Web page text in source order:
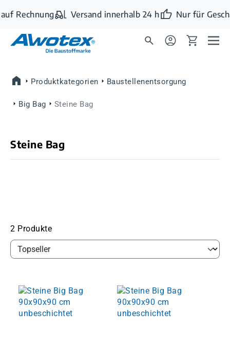
Zum Hauptinhalt springen
Rechnung Versand innerhalb 24 h Nur für
Produktkategorien Baustellenentsorgung
Big Bag Steine Bag
Steine Bag
2 Produkte